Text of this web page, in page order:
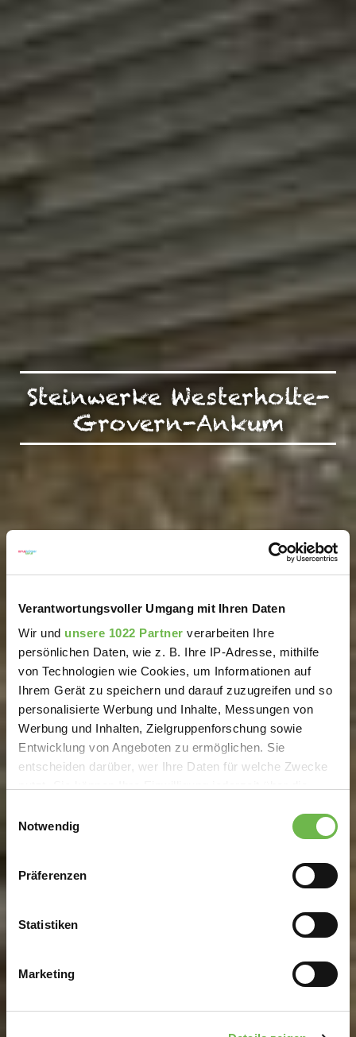
Verantwortungsvoller Umgang mit Ihren Daten
Wir und unsere 1022 Partner verarbeiten Ihre
persönlichen Daten, wie z. B. Ihre IP-Adresse, mithilfe
von Technologien wie Cookies, um Informationen auf
Ihrem Gerät zu speichern und darauf zuzugreifen und so
personalisierte Werbung und Inhalte, Messungen von
Werbung und Inhalten, Zielgruppenforschung sowie
Entwicklung von Angeboten zu ermöglichen. Sie
entscheiden darüber, wer Ihre Daten für welche Zwecke
Trigger Symbol ändern oder widerrufen
Informationen über Ihre geografische Lage
können
bestimmten Merkmalen (Fingerprinting) identifizieren
Erfahren Sie mehr darüber, wie Ihre persönlichen Daten
Notwendig
Präferenzen
Statistiken
Marketing
Steinwerke Westerholte-
Grovern-Ankum